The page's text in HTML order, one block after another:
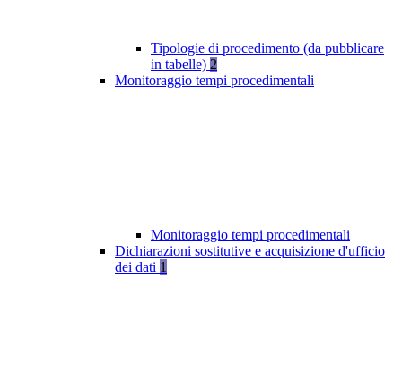
Tipologie di procedimento (da pubblicare
in tabelle) 2
Monitoraggio tempi procedimentali
Monitoraggio tempi procedimentali
Dichiarazioni sostitutive e acquisizione d'ufficio
dei dati 1